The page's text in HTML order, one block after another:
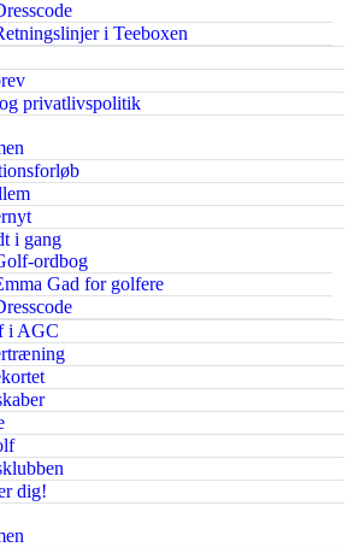
i Teeboxen
privatlivspolitik
i gang
ordbog
Gad for golfere
i AGC
dig!